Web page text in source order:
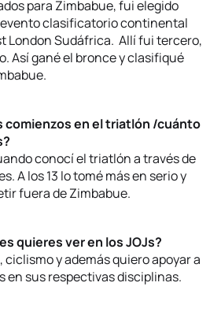
para Zimbabue, fui elegido
clasificatorio continental
London Sudáfrica. Allí fui tercero,
Así gané el bronce y clasifiqué
comienzos en el triatlón /cuánto
conocí el triatlón a través de
A los 13 lo tomé más en serio y
fuera de Zimbabue.
quieres ver en los JOJs?
y además quiero apoyar a
en sus respectivas disciplinas.